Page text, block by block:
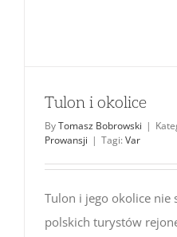
Tulon i okolice
ByTomasz Bobrowski |
Prowansji | Tagi: Var
Tulon i jego okolice nie
polskich turystów